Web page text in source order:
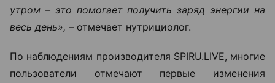
утром – это помогает получить заряд энергии на
весь день», – отмечает нутрициолог.
По наблюдениям производителя SPIRU.LIVE, многие
пользователи отмечают первые изменения